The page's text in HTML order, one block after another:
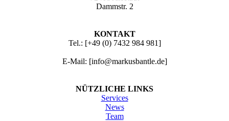
Dammstr. 2
KONTAKT
Tel.: [+49 (0) 7432 984 981]
E-Mail: [info@markusbantle.de]
NÜTZLICHE LINKS
Services
News
Team